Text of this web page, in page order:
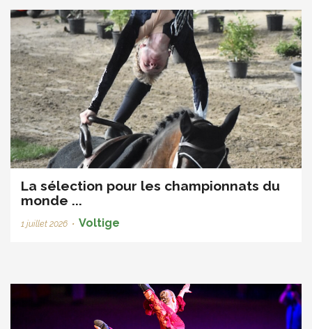
La sélection pour les championnats du
monde ...
1 juillet 2026 • Voltige